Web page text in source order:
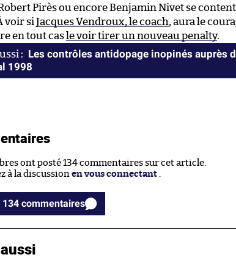
Pirès ou encore Benjamin Nivet se
voir si Jacques Vendroux, le coach, aura le
en tout cas le voir tirer un nouveau penalty.
Les contrôles antidopage inopinés auprès
1998
ont posté 134 commentaires sur cet article.
à la discussion en vous connectant .
Voir les 134 commentaires